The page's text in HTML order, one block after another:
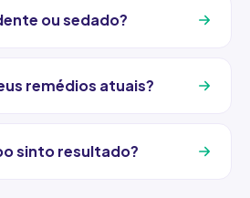
ou sedado?
remédios atuais?
sinto resultado?